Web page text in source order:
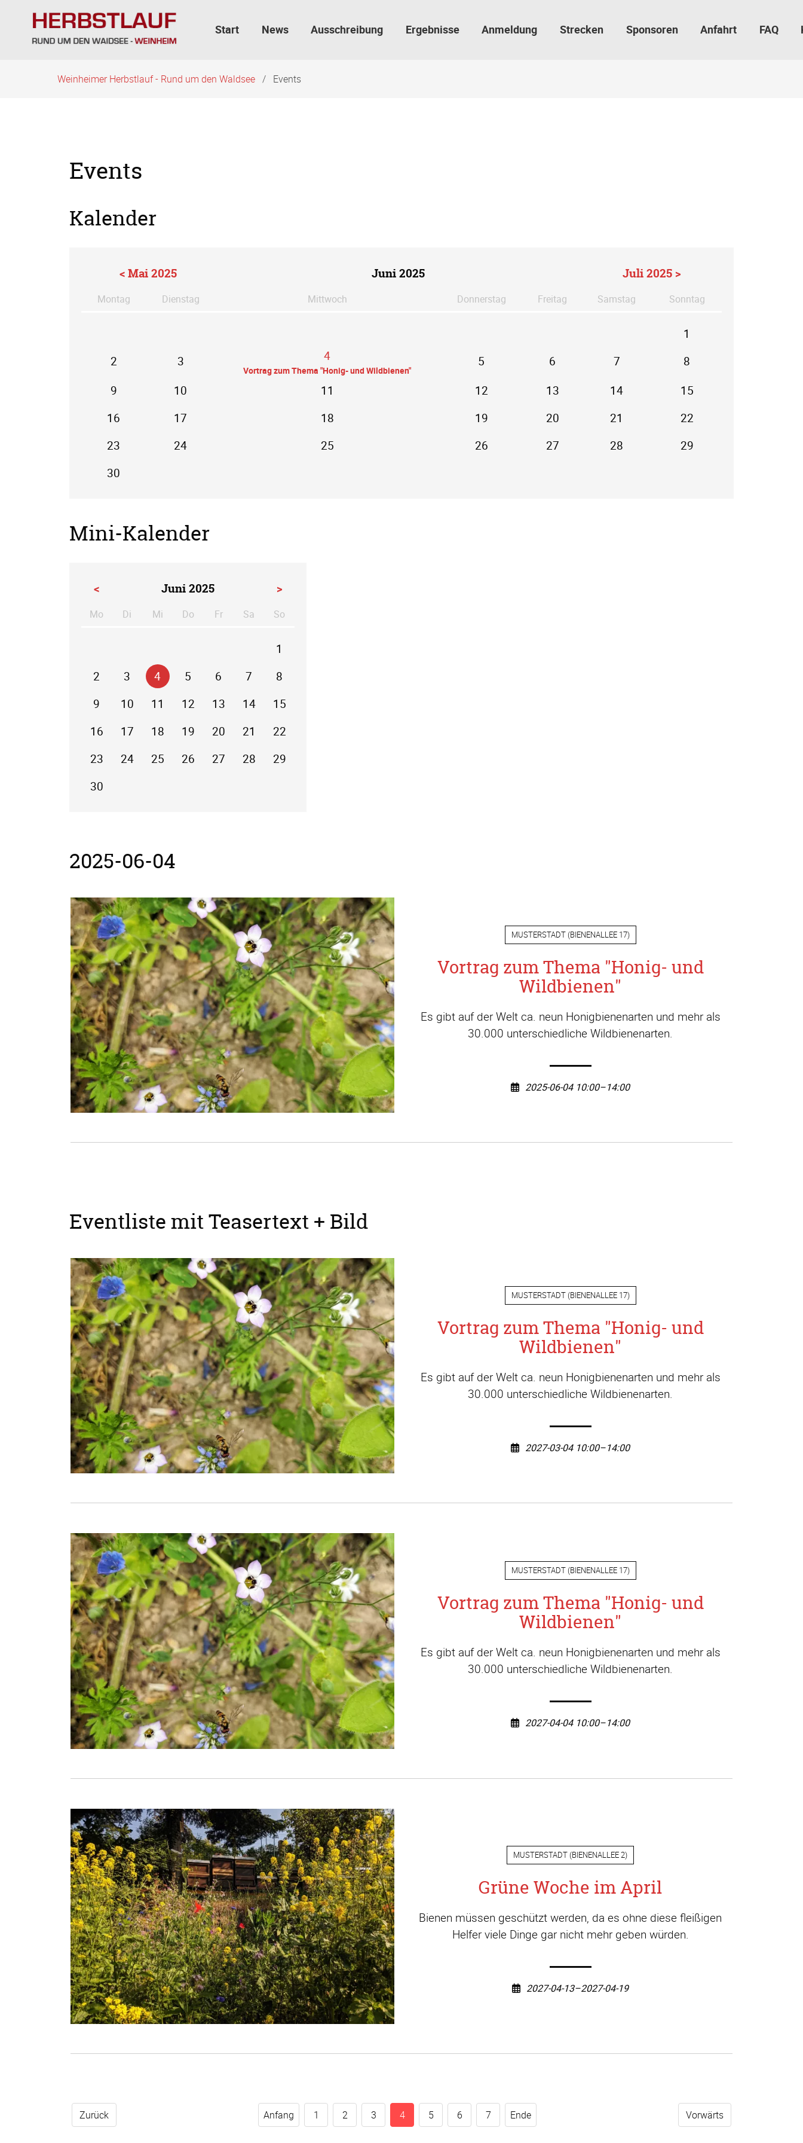
überspringen
Start News Ausschreibung Ergebnisse Anmeldung Strecken Sponsoren Anfahrt FAQ
Weinheimer Herbstlauf - Rund um den Waldsee Events
Events
Kalender
< Mai 2025 Juni 2025 Juli 2025 >
Montag Dienstag Mittwoch Donnerstag Freitag Samstag Sonntag
1
2
3 4
Vortrag zum Thema "Honig- und Wildbienen"
5 6 7
8
9
10 11 12 13 14
15
16
17 18 19 20 21
22
23
24 25 26 27 28
29
30
Mini-Kalender
< Juni 2025 >
Mo ntagDi enstag
Mi ttwoch
Do nnerstag
Fr eitagSa mstag
So
1
2
3 4 5 6 7
8
9
10 11 12 13 14
15
16
17 18 19 20 21
22
23
24 25 26 27 28
29
30
2025-06-04
MUSTERSTADT(BIENENALLEE 17)
Vortrag zum Thema "Honig- und
Wildbienen"
Es gibt auf der Welt ca. neun Honigbienenarten und mehr als
30.000 unterschiedliche Wildbienenarten.
2025-06-04 10:00–14:00
Eventliste mit Teasertext + Bild
MUSTERSTADT(BIENENALLEE 17)
Vortrag zum Thema "Honig- und
Wildbienen"
Es gibt auf der Welt ca. neun Honigbienenarten und mehr als
30.000 unterschiedliche Wildbienenarten.
2027-03-04 10:00–14:00
MUSTERSTADT(BIENENALLEE 17)
Vortrag zum Thema "Honig- und
Wildbienen"
Es gibt auf der Welt ca. neun Honigbienenarten und mehr als
30.000 unterschiedliche Wildbienenarten.
2027-04-04 10:00–14:00
MUSTERSTADT (BIENENALLEE 2)
Grüne Woche im April
Bienen müssen geschützt werden, da es ohne diese fleißigen
Helfer viele Dinge gar nicht mehr geben würden.
2027-04-13–2027-04-19
Zurück Vorwärts
Anfang 1 2 3 4 5 6 7 Ende